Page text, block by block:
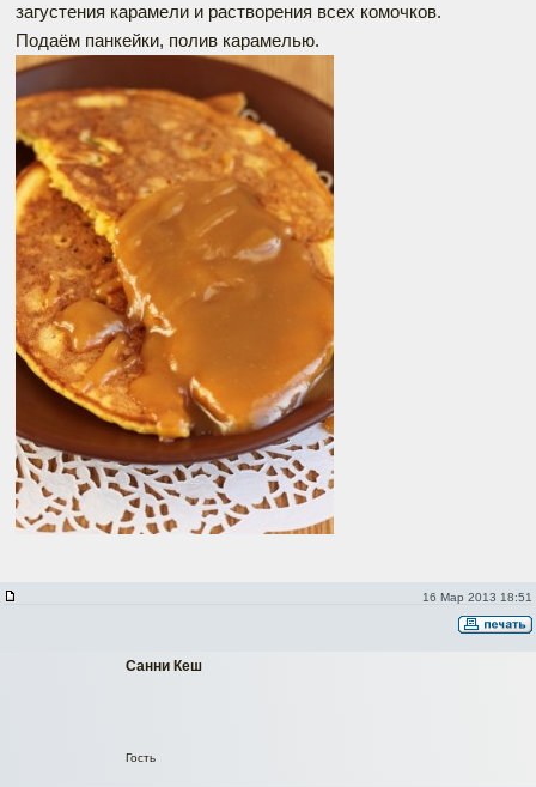
загустения карамели и растворения всех комочков.
Подаём панкейки, полив карамелью.
16 Мар 2013 18:51
Санни Кеш
Гость